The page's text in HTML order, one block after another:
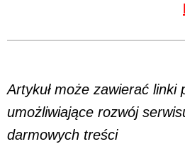
Artykuł może zawierać linki
umożliwiające rozwój
darmowych treści